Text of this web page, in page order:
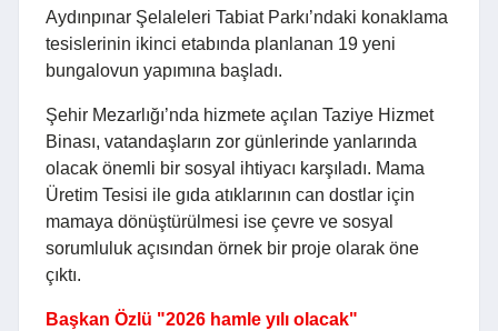
Aydınpınar Şelaleleri Tabiat Parkı’ndaki konaklama
tesislerinin ikinci etabında planlanan 19 yeni
bungalovun yapımına başladı.
Şehir Mezarlığı’nda hizmete açılan Taziye Hizmet
Binası, vatandaşların zor günlerinde yanlarında
olacak önemli bir sosyal ihtiyacı karşıladı. Mama
Üretim Tesisi ile gıda atıklarının can dostlar için
mamaya dönüştürülmesi ise çevre ve sosyal
sorumluluk açısından örnek bir proje olarak öne
çıktı.
Başkan Özlü "2026 hamle yılı olacak"